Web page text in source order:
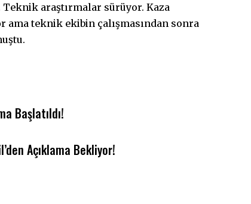
araştırmalar sürüyor. Kaza
ama teknik ekibin çalışmasından sonra
Başlatıldı!
Açıklama Bekliyor!